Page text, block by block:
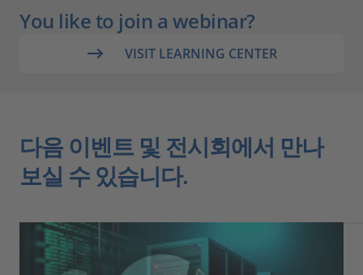
You like to join a webinar?
VISIT LEARNING CENTER
다음 이벤트 및 전시회에서 만나
보실 수 있습니다.